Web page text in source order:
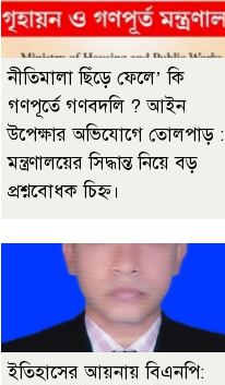
নীতিমালা ছিঁড়ে ফেলে’ কি
গণপূর্তে গণবদলি ? আইন
উপেক্ষার অভিযোগে তোলপাড় :
মন্ত্রণালয়ের সিদ্ধান্ত নিয়ে বড়
প্রশ্নবোধক চিহ্ন।
ইতিহাসের আয়নায় বিএনপি: